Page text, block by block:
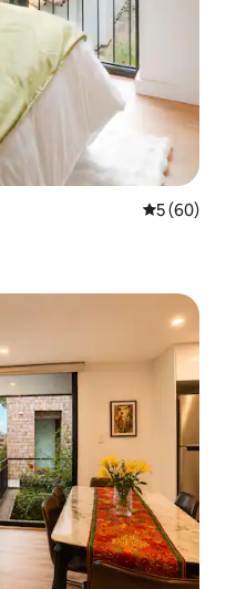
औसत रेटिंग
5 (60)